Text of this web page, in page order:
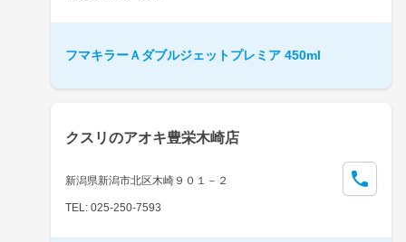
フマキラーＡダブルジェットプレミア 450ml
クスリのアオキ豊栄木崎店
新潟県新潟市北区木崎９０１－２
TEL: 025-250-7593